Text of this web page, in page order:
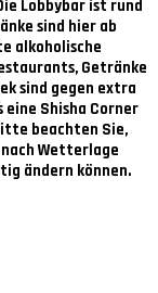
Lobbybar ist rund
sind hier ab
alkoholische
Getränke
sind gegen extra
Shisha Corner
beachten Sie,
Wetterlage
ändern können.